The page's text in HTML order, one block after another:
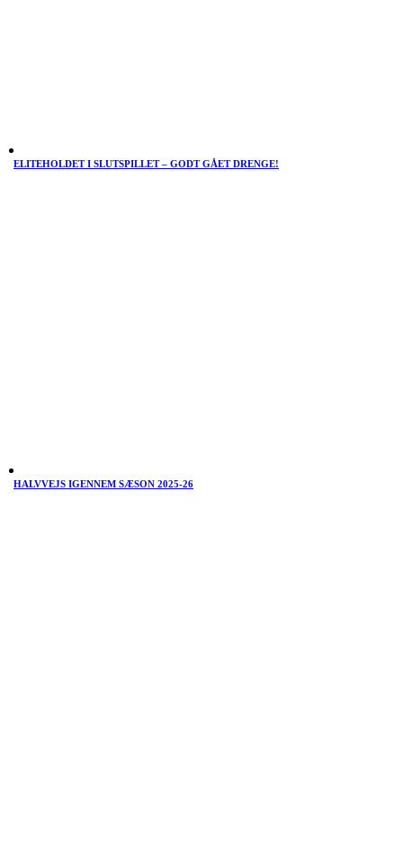
ELITEHOLDET I SLUTSPILLET – GODT GÅET DRENGE!
HALVVEJS IGENNEM SÆSON 2025-26